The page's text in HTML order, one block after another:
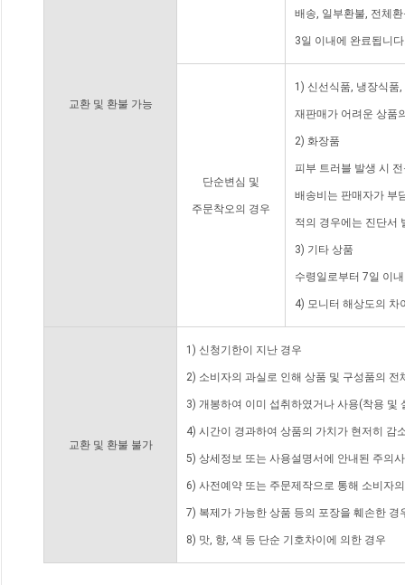
교환 및 환불 가능
배송, 일부환불, 전체
3일 이내에 완료됩니
단순변심 및
주문착오의 경우
1) 신선식품, 냉장식품
재판매가 어려운 상품
2) 화장품
피부 트러블 발생 시
배송비는 판매자가 부
적의 경우에는 진단서
3) 기타 상품
수령일로부터 7일 이
4) 모니터 해상도의 차
교환 및 환불 불가
1) 신청기한이 지난 경우
2) 소비자의 과실로 인해 상품 및 구성품의
3) 개봉하여 이미 섭취하였거나 사용(착용 및
4) 시간이 경과하여 상품의 가치가 현저히 감
5) 상세정보 또는 사용설명서에 안내된 주의
6) 사전예약 또는 주문제작으로 통해 소비자
7) 복제가 가능한 상품 등의 포장을 훼손한 경
8) 맛, 향, 색 등 단순 기호차이에 의한 경우